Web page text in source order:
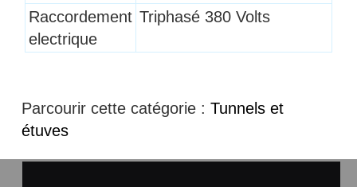
Raccordement
electrique
Triphasé 380 Volts
Parcourir cette catégorie :Tunnels et
étuves